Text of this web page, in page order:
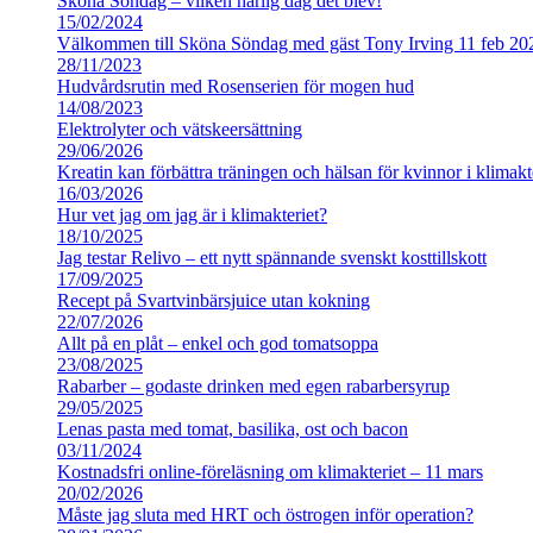
15/02/2024
Välkommen till Sköna Söndag med gäst Tony Irving 11 feb
28/11/2023
Hudvårdsrutin med Rosenserien för mogen hud
14/08/2023
Elektrolyter och vätskeersättning
29/06/2026
Kreatin kan förbättra träningen och hälsan för kvinnor i
16/03/2026
Hur vet jag om jag är i klimakteriet?
18/10/2025
Jag testar Relivo – ett nytt spännande svenskt kosttillskott
17/09/2025
Recept på Svartvinbärsjuice utan kokning
22/07/2026
Allt på en plåt – enkel och god tomatsoppa
23/08/2025
Rabarber – godaste drinken med egen rabarbersyrup
29/05/2025
Lenas pasta med tomat, basilika, ost och bacon
03/11/2024
Kostnadsfri online-föreläsning om klimakteriet – 11 mars
20/02/2026
Måste jag sluta med HRT och östrogen inför operation?